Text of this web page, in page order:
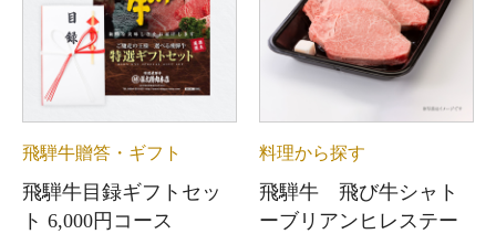
飛騨牛贈答・ギフト
飛騨牛目録ギフトセッ
ト 6,000円コース
料理から探す
飛騨牛 飛び牛シャト
ーブリアンヒレステー